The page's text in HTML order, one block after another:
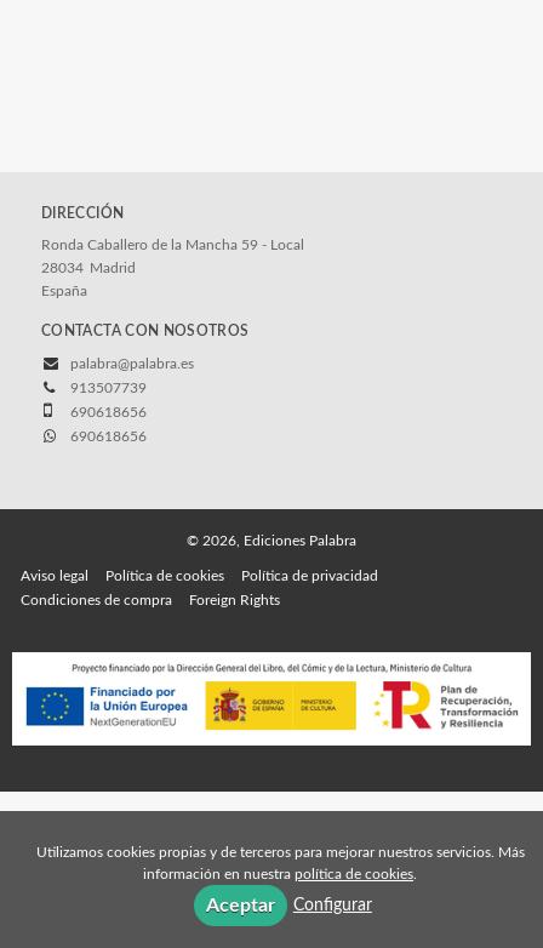
DIRECCIÓN
Ronda Caballero de la Mancha 59 - Local
28034 Madrid
España
CONTACTA CON NOSOTROS
palabra@palabra.es
913507739
690618656
690618656
© 2026, Ediciones Palabra
Aviso legal Política de cookies
Política de privacidad
Condiciones de compra
Foreign Rights
Utilizamos cookies propias y de terceros para mejorar nuestros servicios. Más
información en nuestra política de cookies
Aceptar Configurar